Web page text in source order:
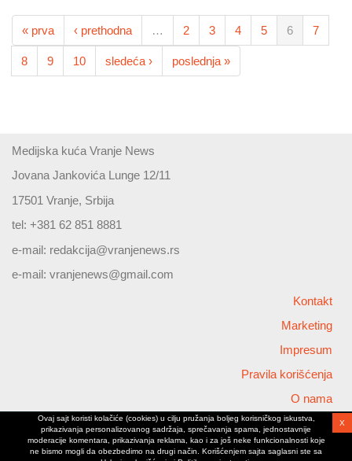
« prva ‹ prethodna … 2 3 4 5 6 7
8 9 10 sledeća › poslednja »
Medijska kuća Vranje News
Jovana Jankovića Lunge 12/11
17501 Vranje, Srbija
tel: +381 62 851 8881
e-mail: redakcija@vranjenews.rs
e-mail: vranjenews@gmail.com
Kontakt
Marketing
Impresum
Pravila korišćenja
O nama
Copyright © 2026 Vranjenews
All rights reserved
www.vranjenews.rs
Ovaj sajt koristi kolačiće (cookies) u cilju pružanja boljeg korisničkog iskustva,
prikazivanja personalizovanog sadržaja, sprečavanja spama, jednostavnije
moderacije komentara, prikazivanja reklama, kao i za još neke funkcionalnosti koje
ne bismo mogli da obezbedimo na drugi način. Korišćenjem sajta saglasni ste sa
X